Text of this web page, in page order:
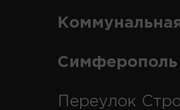
Симферополь
Переулок